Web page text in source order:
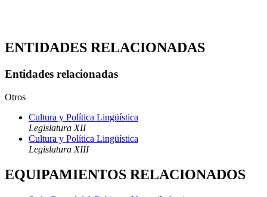
ENTIDADES RELACIONADAS
Entidades relacionadas
Otros
Cultura y Política Lingüística
Legislatura XII
Cultura y Política Lingüística
Legislatura XIII
EQUIPAMIENTOS RELACIONADOS